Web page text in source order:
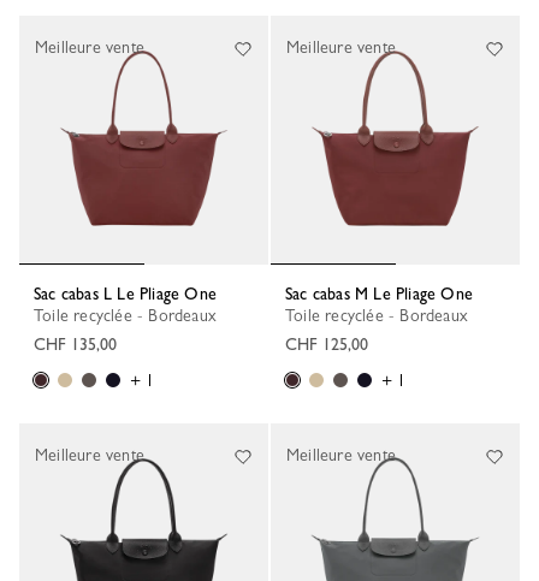
Sac cabas L Le Pliage One
Toile recyclée - Bordeaux
CHF 135,00
+ 1
Meilleure vente
Sac cabas M Le Pliage One
Toile recyclée - Bordeaux
CHF 125,00
+ 1
Meilleure vente
Meilleure vente Meilleure vente